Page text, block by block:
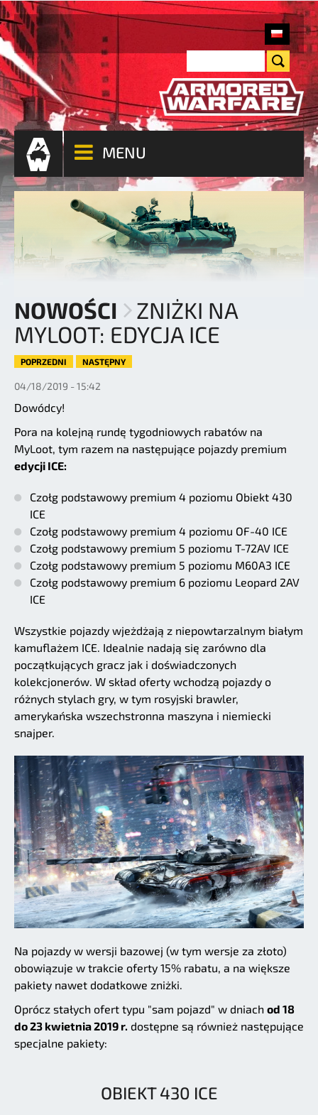
MENU
NOWOŚCI
ZNIŻKI NA
MYLOOT: EDYCJA ICE
POPRZEDNI NASTĘPNY
04/18/2019 - 15:42
Dowódcy!
Pora na kolejną rundę tygodniowych rabatów na
MyLoot, tym razem na następujące pojazdy premium
edycji ICE:
Czołg podstawowy premium 4 poziomu Obiekt 430
ICE
Czołg podstawowy premium 4 poziomu OF-40 ICE
Czołg podstawowy premium 5 poziomu T-72AV ICE
Czołg podstawowy premium 5 poziomu M60A3 ICE
Czołg podstawowy premium 6 poziomu Leopard 2AV
ICE
Wszystkie pojazdy wjeżdżają z niepowtarzalnym białym
kamuflażem ICE. Idealnie nadają się zarówno dla
początkujących gracz jak i doświadczonych
kolekcjonerów. W skład oferty wchodzą pojazdy o
różnych stylach gry, w tym rosyjski brawler,
amerykańska wszechstronna maszyna i niemiecki
snajper.
Na pojazdy w wersji bazowej (w tym wersje za złoto)
obowiązuje w trakcie oferty 15% rabatu, a na większe
pakiety nawet dodatkowe zniżki.
Oprócz stałych ofert typu "sam pojazd" w dniach od 18
do 23 kwietnia 2019 r. dostępne są również następujące
specjalne pakiety:
OBIEKT 430 ICE